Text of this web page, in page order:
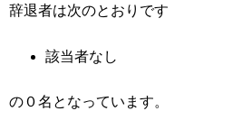
辞退者は次のとおりです
該当者なし
の０名となっています。